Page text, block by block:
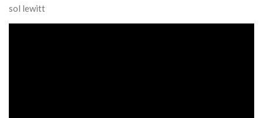
sol lewitt